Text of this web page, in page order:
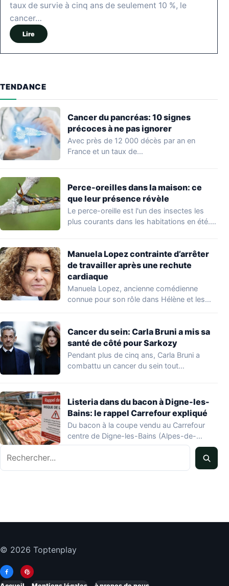
taux de survie à cinq ans de seulement 10 %, le
cancer…
Lire
TENDANCE
Cancer du pancréas: 10 signes
précoces à ne pas ignorer
Avec près de 12 000 décès par an en
France et un taux de…
Perce-oreilles dans la maison: ce
que leur présence révèle
Le perce-oreille est l'un des insectes les
plus courants dans les habitations en été.…
Manuela Lopez contrainte d’arrêter
de travailler après une rechute
cardiaque
Manuela Lopez, ancienne comédienne
connue pour son rôle dans Hélène et les
Cancer du sein: Carla Bruni a mis sa
santé de côté pour Sarkozy
Pendant plus de cinq ans, Carla Bruni a
combattu un cancer du sein tout…
Listeria dans du bacon à Digne-les-
Bains: le rappel Carrefour expliqué
Du bacon à la coupe vendu au Carrefour
centre de Digne-les-Bains (Alpes-de-
Haute-Provence) fait l'objet…
© 2026 Toptenplay